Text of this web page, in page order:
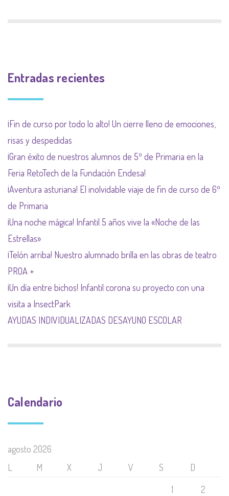
Entradas recientes
¡Fin de curso por todo lo alto! Un cierre lleno de emociones,
risas y despedidas
¡Gran éxito de nuestros alumnos de 5º de Primaria en la
Feria RetoTech de la Fundación Endesa!
¡Aventura asturiana! El inolvidable viaje de fin de curso de 6º
de Primaria
¡Una noche mágica! Infantil 5 años vive la «Noche de las
Estrellas»
¡Telón arriba! Nuestro alumnado brilla en las obras de teatro
PROA +
¡Un día entre bichos! Infantil corona su proyecto con una
visita a InsectPark
AYUDAS INDIVIDUALIZADAS DESAYUNO ESCOLAR
Calendario
agosto 2026
L
M X J V S
D
1
2